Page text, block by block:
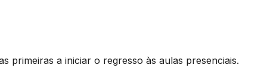
primeiras a iniciar o regresso às aulas presenciais.